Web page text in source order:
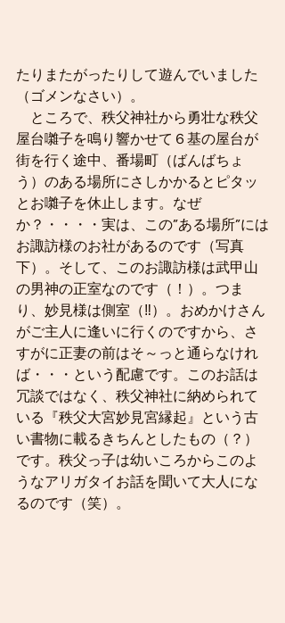
たりまたがったりして遊んでいました
（ゴメンなさい）。
ところで、秩父神社から勇壮な秩父
屋台囃子を鳴り響かせて６基の屋台が
街を行く途中、番場町（ばんばちょ
う）のある場所にさしかかるとピタッ
とお囃子を休止します。なぜ
か？・・・・実は、この”ある場所”には
お諏訪様のお社があるのです（写真
下）。そして、このお諏訪様は武甲山
の男神の正室なのです（！）。つま
り、妙見様は側室（‼）。おめかけさん
がご主人に逢いに行くのですから、さ
すがに正妻の前はそ～っと通らなけれ
ば・・・という配慮です。このお話は
冗談ではなく、秩父神社に納められて
いる『秩父大宮妙見宮縁起』という古
い書物に載るきちんとしたもの（？）
です。秩父っ子は幼いころからこのよ
うなアリガタイお話を聞いて大人にな
るのです（笑）。